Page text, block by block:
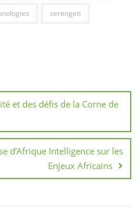
serengeti
et des défis de la Corne de
d’Afrique Intelligence sur les
Enjeux Africains